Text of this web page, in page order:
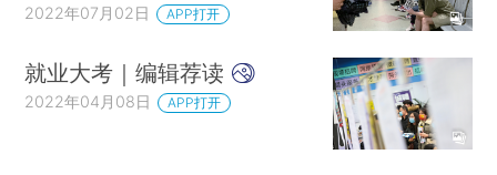
2022年07月02日 APP打开
就业大考｜编辑荐读
2022年04月08日 APP打开